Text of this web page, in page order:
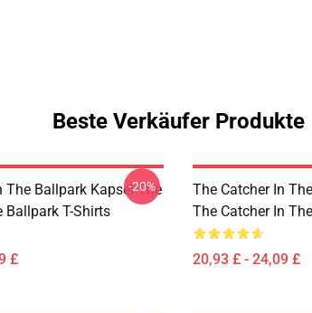
Beste Verkäufer Produkte
The Ballpark Kapsel The
Ballpark T-Shirts
£
-20%
The Catcher In
The Catcher In
20,93 £ - 24,09 £